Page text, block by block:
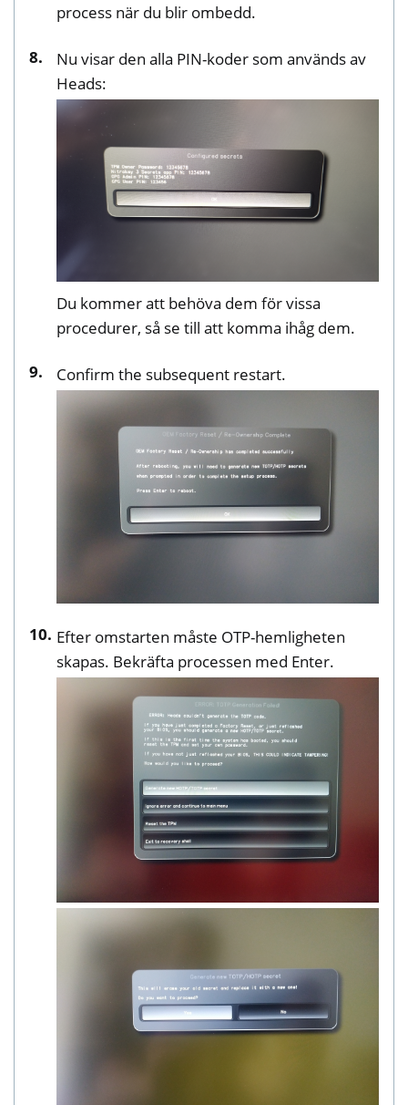
process när du blir ombedd.
Nu visar den alla PIN-koder som används av
Heads:
Du kommer att behöva dem för vissa
procedurer, så se till att komma ihåg dem.
Confirm the subsequent restart.
Efter omstarten måste OTP-hemligheten
skapas. Bekräfta processen med Enter.